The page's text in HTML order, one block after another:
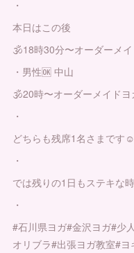
・
本日はこの後
🕉18時30分〜オーダーメ
・男性🆗 中山
🕉20時〜オーダーメイドヨ
・
どちらも残席1名さまです☺️
・
では残りの1日もステキな
・
#石川県ヨガ#金沢ヨガ#少
オリブラ#出張ヨガ教室#